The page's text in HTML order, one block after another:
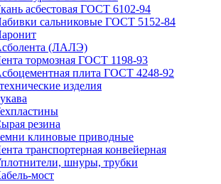
асбестовая ГОСТ 6102-94
сальниковые ГОСТ 5152-84
(ЛАЛЭ)
тормозная ГОСТ 1198-93
плита ГОСТ 4248-92
изделия
резина
клиновые приводные
транспортерная конвейерная
шнуры, трубки
мост